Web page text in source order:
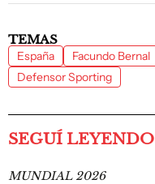
TEMAS
España Facundo Bernal
Defensor Sporting
SEGUÍ LEYENDO
MUNDIAL 2026